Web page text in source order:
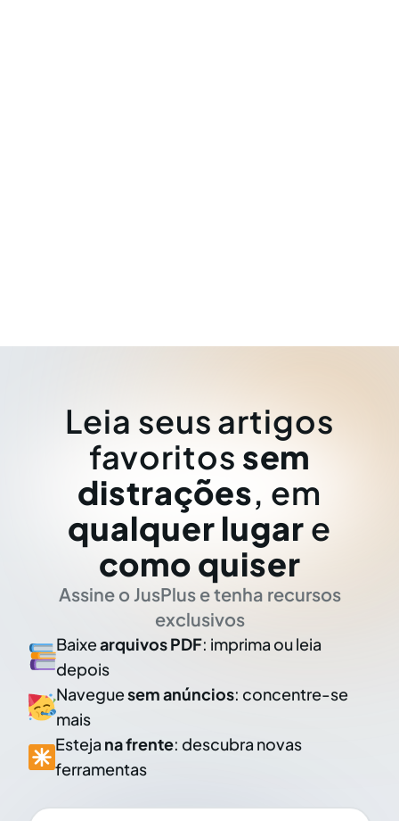
Leia seus artigos
favoritos sem
distrações, em
qualquer lugar e
como quiser
Assine o JusPlus e tenha recursos
exclusivos
Baixearquivos PDF: imprima ou leia
depois
Naveguesem anúncios: concentre-se
mais
Esteja na frente: descubra novas
ferramentas